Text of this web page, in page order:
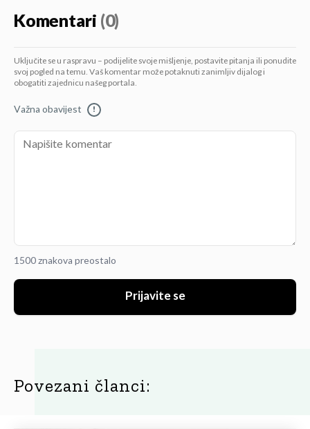
Komentari (0)
Uključite se u raspravu – podijelite svoje mišljenje, postavite pitanja ili ponudite
svoj pogled na temu. Vaš komentar može potaknuti zanimljiv dijalog i
obogatiti zajednicu našeg portala.
Važna obavijest !
1500 znakova preostalo
Prijavite se
Povezani članci: